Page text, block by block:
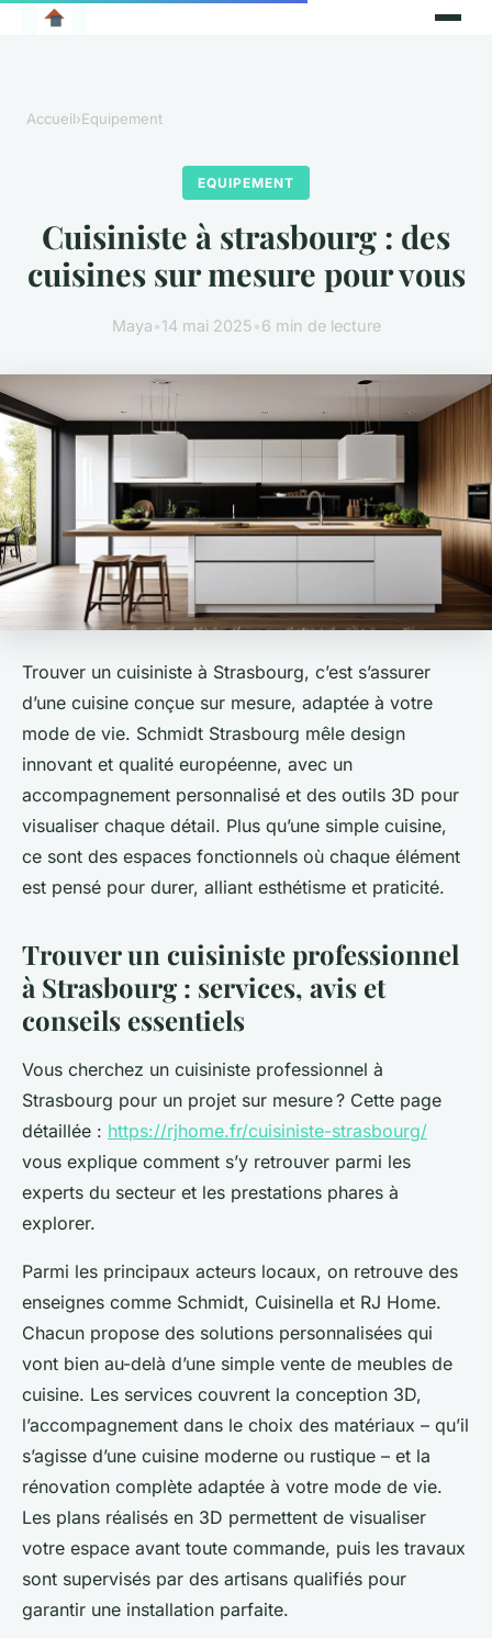
Accueil›Equipement
EQUIPEMENT
Cuisiniste à strasbourg : des
cuisines sur mesure pour vous
Maya•14 mai 2025•6 min de lecture
Trouver un cuisiniste à Strasbourg, c’est s’assurer
d’une cuisine conçue sur mesure, adaptée à votre
mode de vie. Schmidt Strasbourg mêle design
innovant et qualité européenne, avec un
accompagnement personnalisé et des outils 3D pour
visualiser chaque détail. Plus qu’une simple cuisine,
ce sont des espaces fonctionnels où chaque élément
est pensé pour durer, alliant esthétisme et praticité.
Trouver un cuisiniste professionnel
à Strasbourg : services, avis et
conseils essentiels
Vous cherchez un cuisiniste professionnel à
Strasbourg pour un projet sur mesure ? Cette page
détaillée : https://rjhome.fr/cuisiniste-strasbourg/
vous explique comment s’y retrouver parmi les
experts du secteur et les prestations phares à
explorer.
Parmi les principaux acteurs locaux, on retrouve des
enseignes comme Schmidt, Cuisinella et RJ Home.
Chacun propose des solutions personnalisées qui
vont bien au-delà d’une simple vente de meubles de
cuisine. Les services couvrent la conception 3D,
l’accompagnement dans le choix des matériaux – qu’il
s’agisse d’une cuisine moderne ou rustique – et la
rénovation complète adaptée à votre mode de vie.
Les plans réalisés en 3D permettent de visualiser
votre espace avant toute commande, puis les travaux
sont supervisés par des artisans qualifiés pour
garantir une installation parfaite.